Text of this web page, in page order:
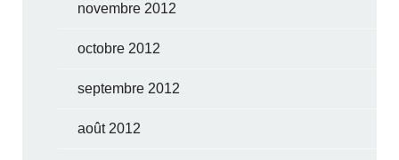
novembre 2012
octobre 2012
septembre 2012
août 2012